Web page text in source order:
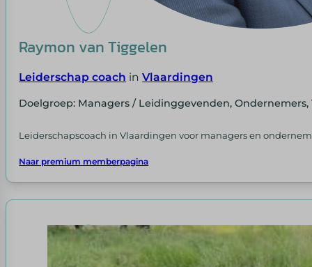
Raymon van Tiggelen
Leiderschap coach inVlaardingen
Doelgroep: Managers / Leidinggevenden, Ondernemers,
Leiderschapscoach in Vlaardingen voor managers en
Naar premium memberpagina